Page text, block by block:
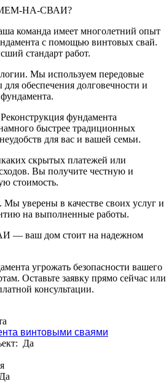
НА-СВАИ?
команда имеет многолетний опыт
с помощью винтовых свай.
стандарт работ.
Мы используем передовые
обеспечения долговечности и
фундамента
быстрее традиционных
для вас и вашей семьи.
скрытых платежей или
Вы получите честную и
стоимость.
Мы уверены в качестве своих услуг и
на выполненные работы.
ваш дом стоит на надежном
угрожать безопасности вашего
Оставьте заявку прямо сейчас или
консультации.
винтовыми сваями
Да
Да